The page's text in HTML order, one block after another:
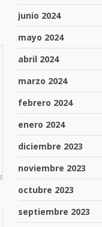
junio 2024
mayo 2024
abril 2024
marzo 2024
febrero 2024
enero 2024
diciembre 2023
noviembre 2023
octubre 2023
septiembre 2023